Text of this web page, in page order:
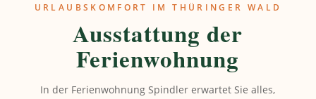
URLAUBSKOMFORT IM THÜRINGER WALD
Ausstattung der
Ferienwohnung
In der Ferienwohnung Spindler erwartet Sie alles,